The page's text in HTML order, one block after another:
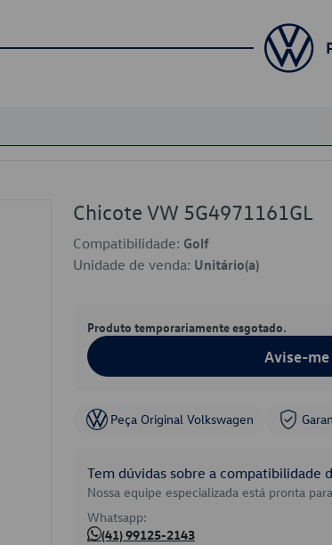
Chicote VW 5G4971161GL
Compatibilidade: Golf
Unidade de venda: Unitário(a)
Produto temporariamente esgotado.
Avise-
Peça Original Volkswagen
Tem dúvidas sobre a compatibilidade
Nossa equipe especializada está pronta
Whatsapp:
(41) 99125-2143